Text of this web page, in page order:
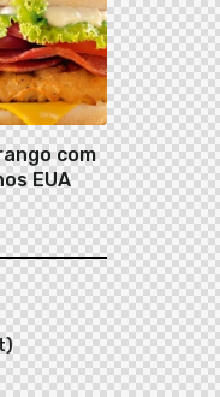
com
EUA